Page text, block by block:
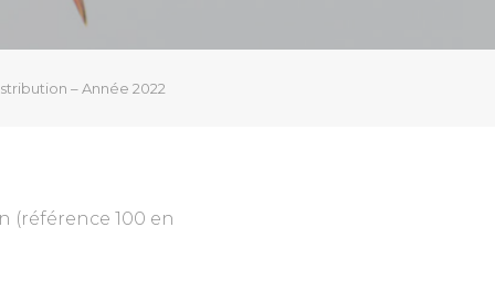
– Année 2022
100 en